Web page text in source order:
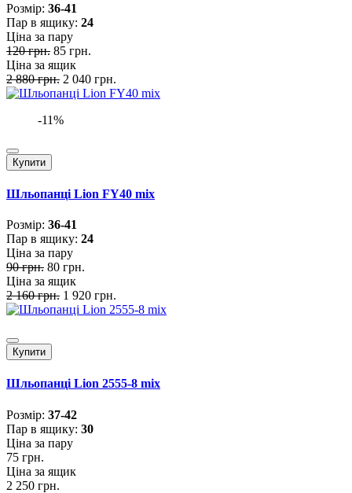
Розмiр: 36-41
Пар в ящику: 24
Ціна за пару
120 грн. 85 грн.
Ціна за ящик
2 880 грн. 2 040 грн.
-11%
Купити
Шльопанці Lion FY40 mix
Розмiр: 36-41
Пар в ящику: 24
Ціна за пару
90 грн. 80 грн.
Ціна за ящик
2 160 грн. 1 920 грн.
Купити
Шльопанці Lion 2555-8 mix
Розмiр: 37-42
Пар в ящику: 30
Ціна за пару
75 грн.
Ціна за ящик
2 250 грн.